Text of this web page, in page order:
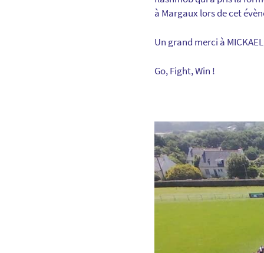
à Margaux lors de cet
Un grand merci à
Go, Fight, Win !